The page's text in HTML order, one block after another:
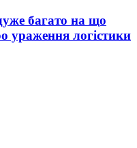
багато на що
ураження логістики